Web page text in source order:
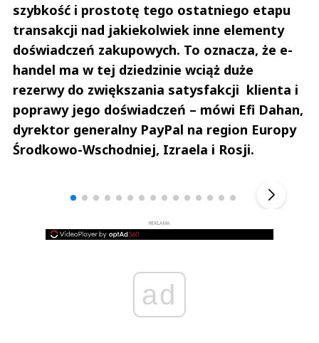
szybkość i prostotę tego ostatniego etapu
transakcji nad jakiekolwiek inne elementy
doświadczeń zakupowych. To oznacza, że e-
handel ma w tej dziedzinie wciąż duże
rezerwy do zwiększania satysfakcji klienta i
poprawy jego doświadczeń – mówi Efi Dahan,
dyrektor generalny PayPal na region Europy
Środkowo-Wschodniej, Izraela i Rosji.
REKLAMA
ad